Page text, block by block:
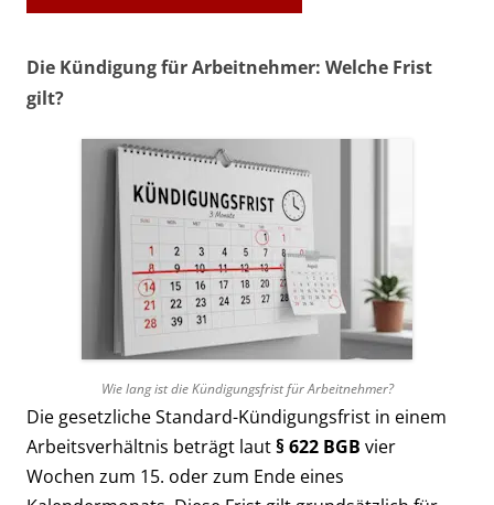
Die Kündigung für Arbeitnehmer: Welche Frist
gilt?
Wie lang ist die Kündigungsfrist für Arbeitnehmer?
Die gesetzliche Standard-Kündigungsfrist in einem
Arbeitsverhältnis beträgt laut§ 622 BGB vier
Wochen zum 15. oder zum Ende eines